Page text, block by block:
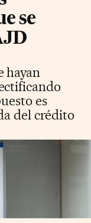
se
hayan
es
del crédito